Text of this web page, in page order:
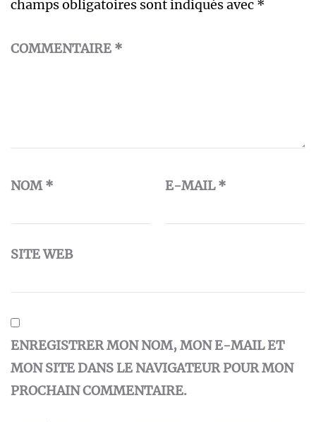
champs obligatoires sont indiqués avec *
COMMENTAIRE *
NOM* E-MAIL*
SITE WEB
ENREGISTRER MON NOM, MON E-MAIL ET
MON SITE DANS LE NAVIGATEUR POUR MON
PROCHAIN COMMENTAIRE.